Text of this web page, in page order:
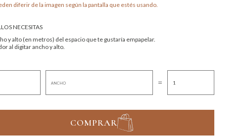
diferir de la imagen según la pantalla que estés usando.
NECESITAS
y alto (en metros) del espacio que te gustaría empapelar.
al digitar ancho y alto.
=
COMPRAR